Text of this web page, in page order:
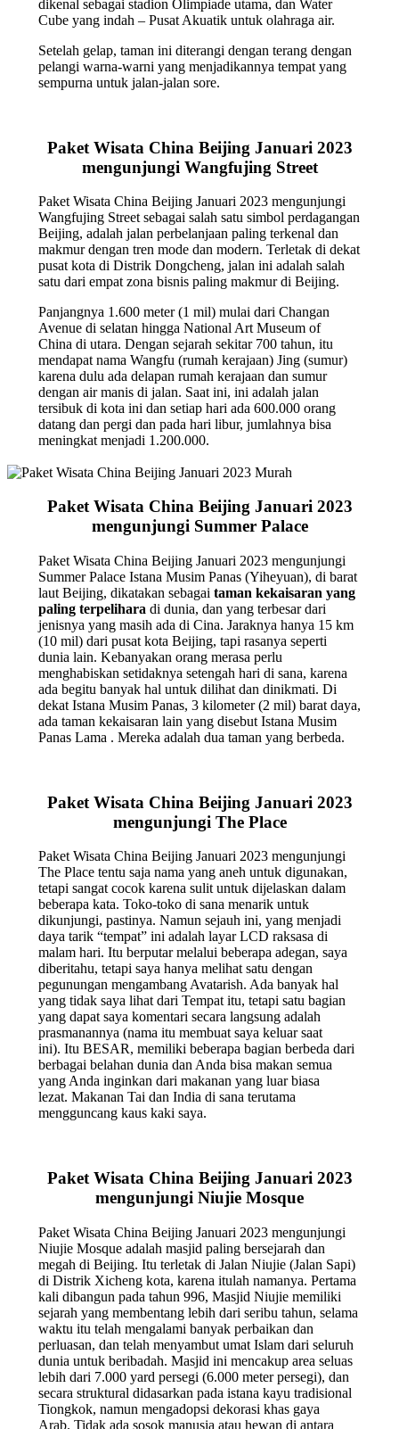
dikenal sebagai stadion Olimpiade utama, dan Water
Cube yang indah – Pusat Akuatik untuk olahraga air.
Setelah gelap, taman ini diterangi dengan terang dengan
pelangi warna-warni yang menjadikannya tempat yang
sempurna untuk jalan-jalan sore.
Paket Wisata China Beijing Januari 2023
mengunjungi Wangfujing Street
Paket Wisata China Beijing Januari 2023 mengunjungi
Wangfujing Street sebagai salah satu simbol perdagangan
Beijing, adalah jalan perbelanjaan paling terkenal dan
makmur dengan tren mode dan modern. Terletak di dekat
pusat kota di Distrik Dongcheng, jalan ini adalah salah
satu dari empat zona bisnis paling makmur di Beijing.
Panjangnya 1.600 meter (1 mil) mulai dari Changan
Avenue di selatan hingga National Art Museum of
China di utara. Dengan sejarah sekitar 700 tahun, itu
mendapat nama Wangfu (rumah kerajaan) Jing (sumur)
karena dulu ada delapan rumah kerajaan dan sumur
dengan air manis di jalan. Saat ini, ini adalah jalan
tersibuk di kota ini dan setiap hari ada 600.000 orang
datang dan pergi dan pada hari libur, jumlahnya bisa
meningkat menjadi 1.200.000.
Paket Wisata China Beijing Januari 2023
mengunjungi Summer Palace
Paket Wisata China Beijing Januari 2023 mengunjungi
Summer Palace Istana Musim Panas (Yiheyuan), di barat
laut Beijing, dikatakan sebagai taman kekaisaran yang
paling terpelihara di dunia, dan yang terbesar dari
jenisnya yang masih ada di Cina. Jaraknya hanya 15 km
(10 mil) dari pusat kota Beijing, tapi rasanya seperti
dunia lain. Kebanyakan orang merasa perlu
menghabiskan setidaknya setengah hari di sana, karena
ada begitu banyak hal untuk dilihat dan dinikmati. Di
dekat Istana Musim Panas, 3 kilometer (2 mil) barat daya,
ada taman kekaisaran lain yang disebut Istana Musim
Panas Lama . Mereka adalah dua taman yang berbeda.
Paket Wisata China Beijing Januari 2023
mengunjungi The Place
Paket Wisata China Beijing Januari 2023 mengunjungi
The Place tentu saja nama yang aneh untuk digunakan,
tetapi sangat cocok karena sulit untuk dijelaskan dalam
beberapa kata. Toko-toko di sana menarik untuk
dikunjungi, pastinya. Namun sejauh ini, yang menjadi
daya tarik “tempat” ini adalah layar LCD raksasa di
malam hari. Itu berputar melalui beberapa adegan, saya
diberitahu, tetapi saya hanya melihat satu dengan
pegunungan mengambang Avatarish. Ada banyak hal
yang tidak saya lihat dari Tempat itu, tetapi satu bagian
yang dapat saya komentari secara langsung adalah
prasmanannya (nama itu membuat saya keluar saat
ini). Itu BESAR, memiliki beberapa bagian berbeda dari
berbagai belahan dunia dan Anda bisa makan semua
yang Anda inginkan dari makanan yang luar biasa
lezat. Makanan Tai dan India di sana terutama
mengguncang kaus kaki saya.
Paket Wisata China Beijing Januari 2023
mengunjungi Niujie Mosque
Paket Wisata China Beijing Januari 2023 mengunjungi
Niujie Mosque adalah masjid paling bersejarah dan
megah di Beijing. Itu terletak di Jalan Niujie (Jalan Sapi)
di Distrik Xicheng kota, karena itulah namanya. Pertama
kali dibangun pada tahun 996, Masjid Niujie memiliki
sejarah yang membentang lebih dari seribu tahun, selama
waktu itu telah mengalami banyak perbaikan dan
perluasan, dan telah menyambut umat Islam dari seluruh
dunia untuk beribadah. Masjid ini mencakup area seluas
lebih dari 7.000 yard persegi (6.000 meter persegi), dan
secara struktural didasarkan pada istana kayu tradisional
Tiongkok, namun mengadopsi dekorasi khas gaya
Arab. Tidak ada sosok manusia atau hewan di antara